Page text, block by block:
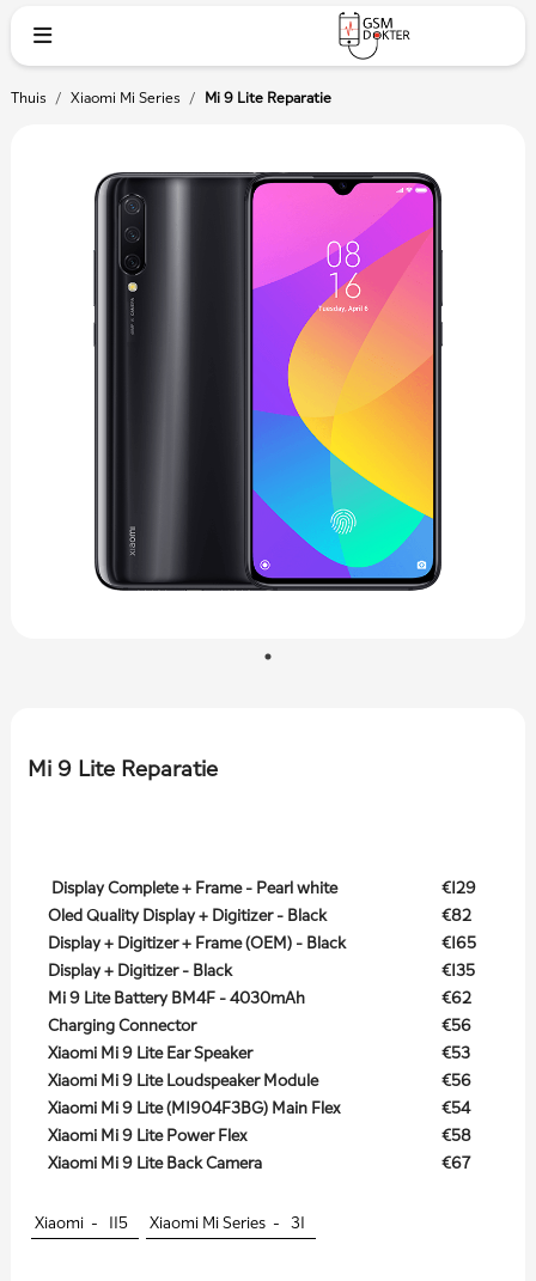
Thuis / Xiaomi Mi Series / Mi 9 Lite Reparatie
Mi 9 Lite Reparatie
Display Complete + Frame - Pearl white
€129
Oled Quality Display + Digitizer - Black
€82
Display + Digitizer + Frame (OEM) - Black
€165
Display + Digitizer - Black
€135
Mi 9 Lite Battery BM4F - 4030mAh
€62
Charging Connector
€56
Xiaomi Mi 9 Lite Ear Speaker
€53
Xiaomi Mi 9 Lite Loudspeaker Module
€56
Xiaomi Mi 9 Lite (M1904F3BG) Main Flex
€54
Xiaomi Mi 9 Lite Power Flex
€58
Xiaomi Mi 9 Lite Back Camera
€67
Xiaomi - 115 Xiaomi Mi Series - 31